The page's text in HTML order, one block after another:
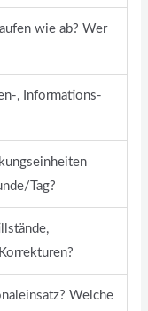
wie ab? Wer
, Informations-
Tag?
Welche